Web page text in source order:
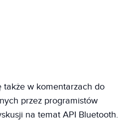
w komentarzach do
przez programistów
na temat API Bluetooth.